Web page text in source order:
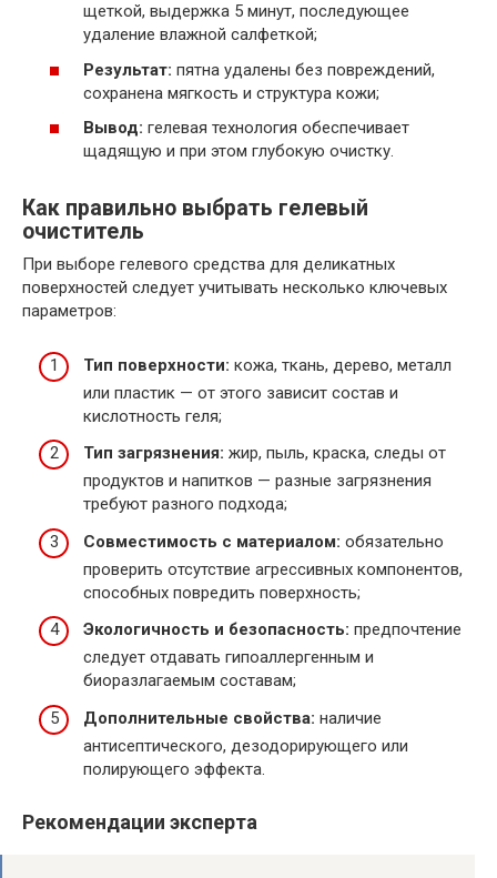
щеткой, выдержка 5 минут, последующее
удаление влажной салфеткой;
Результат: пятна удалены без повреждений,
сохранена мягкость и структура кожи;
Вывод: гелевая технология обеспечивает
щадящую и при этом глубокую очистку.
Как правильно выбрать гелевый
очиститель
При выборе гелевого средства для деликатных
поверхностей следует учитывать несколько ключевых
параметров:
Тип поверхности: кожа, ткань, дерево, металл
или пластик — от этого зависит состав и
кислотность геля;
Тип загрязнения: жир, пыль, краска, следы от
продуктов и напитков — разные загрязнения
требуют разного подхода;
Совместимость с материалом: обязательно
проверить отсутствие агрессивных компонентов,
способных повредить поверхность;
Экологичность и безопасность: предпочтение
следует отдавать гипоаллергенным и
биоразлагаемым составам;
Дополнительные свойства: наличие
антисептического, дезодорирующего или
полирующего эффекта.
Рекомендации эксперта